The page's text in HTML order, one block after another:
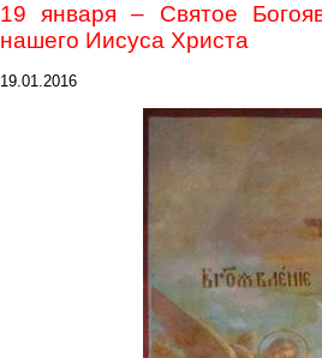
19 января – Святое
нашего Иисуса Христа
19.01.2016